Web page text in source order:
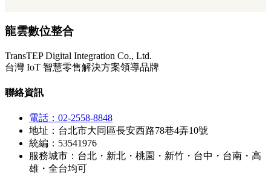
龍雲數位整合
TransTEP Digital Integration Co., Ltd.
台灣 IoT 智慧零售解決方案領導品牌
聯絡資訊
電話：02-2558-8848
地址：台北市大同區長安西路78巷4弄10號
統編：53541976
服務城市：台北・新北・桃園・新竹・台中・台南・高
雄・全台均可